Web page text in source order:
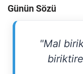
Günün Sözü
"Mal